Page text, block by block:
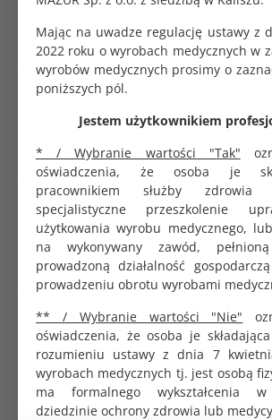
Mając na uwadze regulację ustawy z
2022 roku o wyrobach medycznych w
wyrobów medycznych prosimy o
poniższych pól.
Jestem użytkownikiem
* / Wybranie wartości "Tak"
oświadczenia, że osoba je
pracownikiem służby
specjalistyczne przeszkolenie
użytkowania wyrobu medycznego,
na wykonywany zawód,
prowadzoną działalność
prowadzeniu obrotu wyrobami
** / Wybranie wartości "Nie"
oświadczenia, że osoba je
rozumieniu ustawy z dnia 7
wyrobach medycznych tj. jest osobą
ma formalnego wykształcenia w
dziedzinie ochrony zdrowia lub
0.35 zł
Koperta do sterylizacji
0.32 zł
Viruton Pulver proszek do
153.00 zł
Viruton Extra wydajny płyn do
1L
115.20 zł